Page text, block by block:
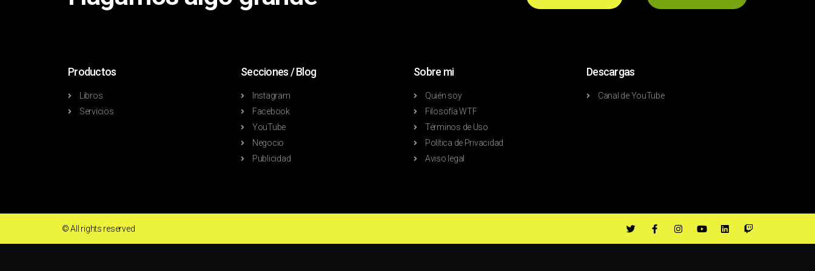
Productos
Libros
Servicios
Secciones / Blog
Instagram
Facebook
YouTube
Negocio
Publicidad
Sobre mi
Quién soy
Filosofía WTF
Términos de Uso
Política de Privacidad
Aviso legal
Descargas
Canal de YouTube
© All rights reserved